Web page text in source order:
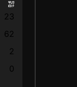
23
62
2
0